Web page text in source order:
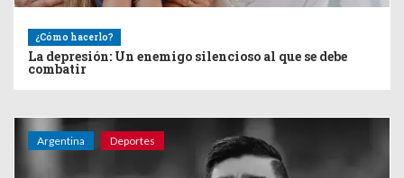
¿Cómo hacerlo?
La depresión: Un enemigo silencioso al que se debe
combatir
Argentina Deportes